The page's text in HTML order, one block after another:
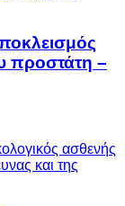
προστάτη –